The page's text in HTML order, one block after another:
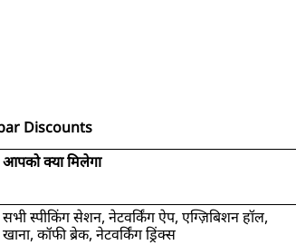
Discounts
आपको क्या मिलेगा
सभी स्पीकिंग सेशन, नेटवर्किंग ऐप, एग्ज़िबिशन हॉल,
खाना, कॉफी ब्रेक, नेटवर्किंग ड्रिंक्स